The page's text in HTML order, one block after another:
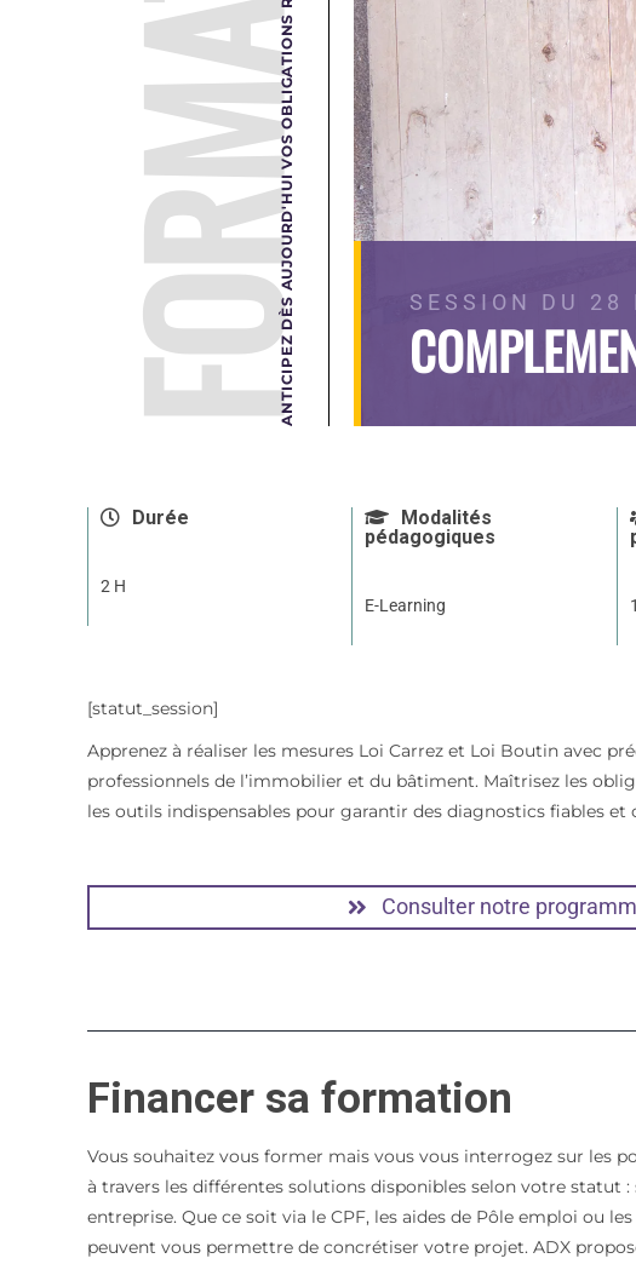
SESSION DU 28
Durée
2 H
Modalités
pédagogiques
E-Learning
[statut_session]
Apprenez à réaliser les mesures Loi Carrez et Loi Boutin avec
professionnels de l’immobilier et du bâtiment. Maîtrisez les
les outils indispensables pour garantir des diagnostics fiables et
Consulter notre
Financer sa formation
Vous souhaitez vous former mais vous vous interrogez sur les
à travers les différentes solutions disponibles selon votre statut
entreprise. Que ce soit via le CPF, les aides de Pôle emploi ou
peuvent vous permettre de concrétiser votre projet. ADX